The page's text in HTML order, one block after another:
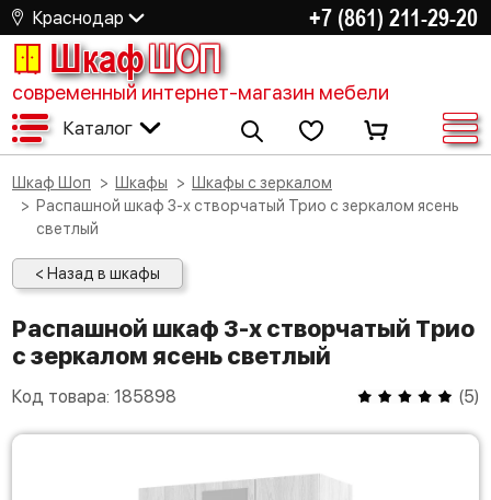
Краснодар +7 (861) 211-29-20
ШкафШОП
современный интернет-магазин мебели
Каталог
Шкаф Шоп Шкафы
Шкафы с зеркалом
Распашной шкаф 3-х створчатый Трио с зеркалом ясень
светлый
< Назад в шкафы
Распашной шкаф 3-х створчатый Трио
с зеркалом ясень светлый
Код товара: 185898 (5)